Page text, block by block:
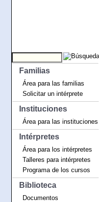
Familias
Área para las familias
Solicitar un intérprete
Instituciones
Área para las instituciones
Intérpretes
Área para los intérpretes
Talleres para intérpretes
Programa de los cursos
Biblioteca
Documentos